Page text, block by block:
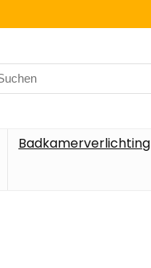
Badkamerverlichting